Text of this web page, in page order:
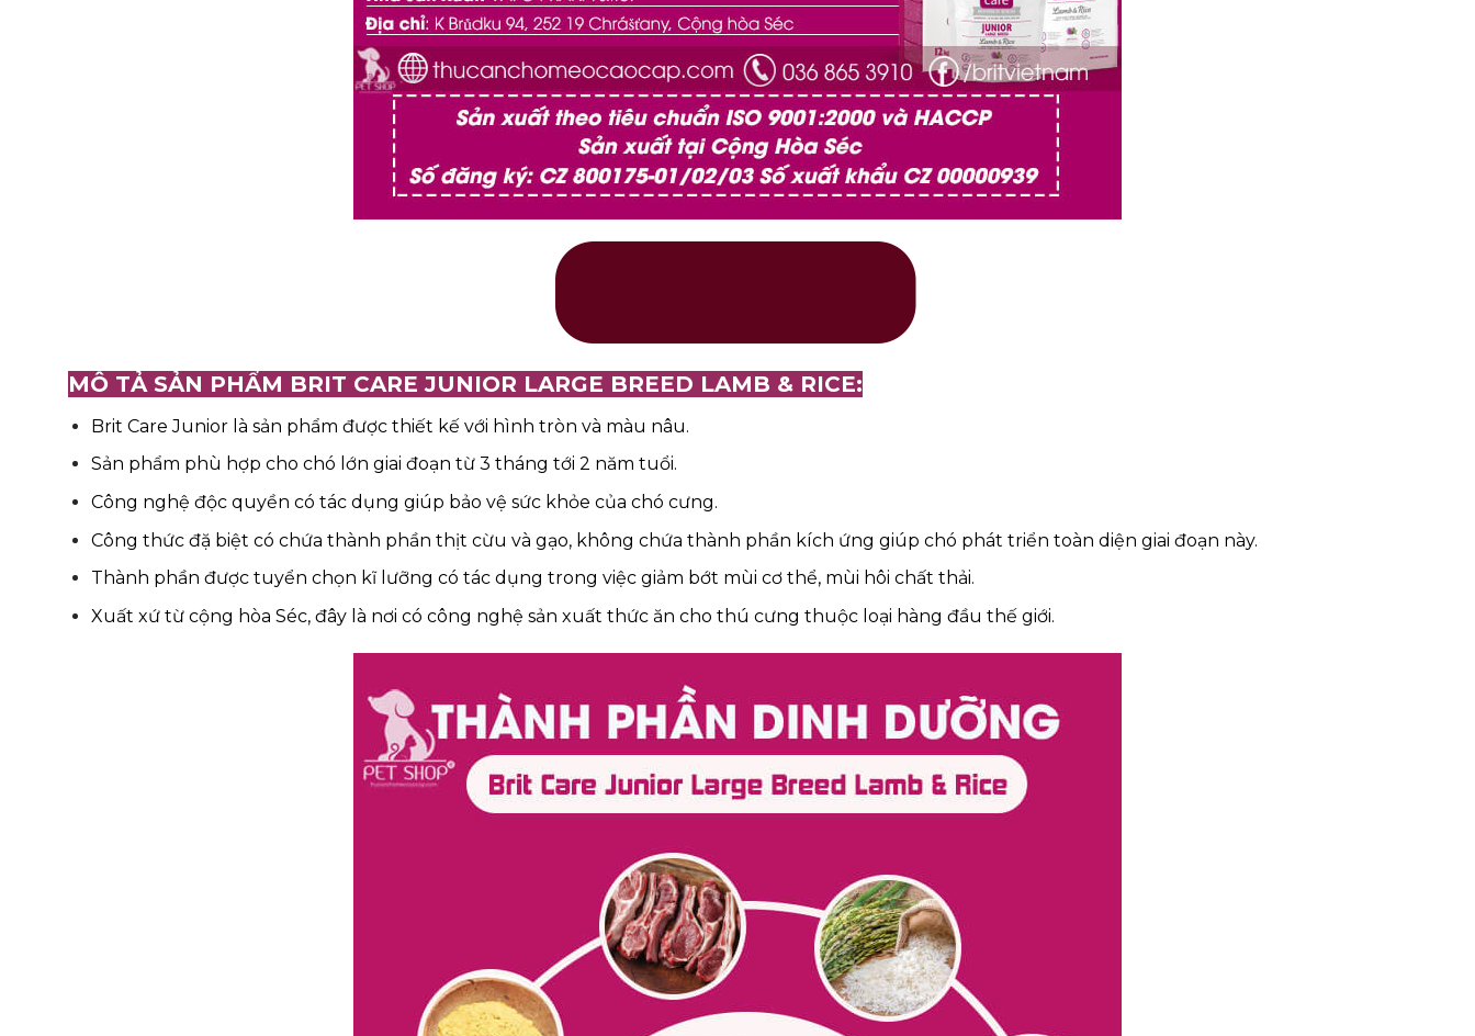
MÔ TẢ SẢN PHẨM BRIT CARE JUNIOR LARGE BREED LAMB & RICE:
Brit Care Junior là sản phẩm được thiết kế với hình tròn và màu nâu.
Sản phẩm phù hợp cho chó lớn giai đoạn từ 3 tháng tới 2 năm tuổi.
Công nghệ độc quyền có tác dụng giúp bảo vệ sức khỏe của chó cưng.
Công thức đặ biệt có chứa thành phần thịt cừu và gạo, không chứa thành phần kích ứng giúp chó phát triển toàn diện giai đoạn này.
Thành phần được tuyển chọn kĩ lưỡng có tác dụng trong việc giảm bớt mùi cơ thể, mùi hôi chất thải.
Xuất xứ từ cộng hòa Séc, đây là nơi có công nghệ sản xuất thức ăn cho thú cưng thuộc loại hàng đầu thế giới.